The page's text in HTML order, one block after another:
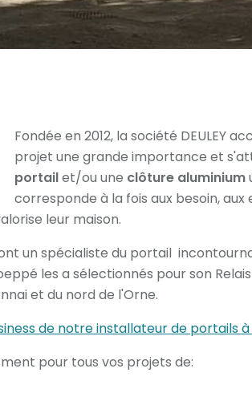
Fondée en 2012, la société DEULEY
projet une grande importance et
portailet/ou une clôture aluminium
corresponde à la fois aux besoin, aux
leur maison.
un spécialiste du portail
les a sélectionnés pour son
et du nord de l'Orne.
de notre installateur de portails
pour tous vos projets de: